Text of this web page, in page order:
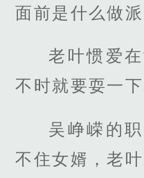
面前是什么做派
老叶惯爱
不时就要耍一
吴峥嵘的
不住女婿，老